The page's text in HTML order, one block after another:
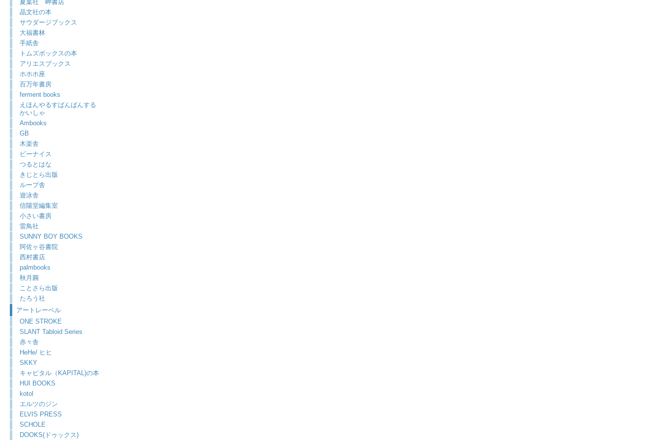
夏葉社 岬書店
晶文社の本
サウダージブックス
大福書林
手紙舎
トムズボックスの本
アリエスブックス
ホホホ座
百万年書房
ferment books
えほんやるすばんばんする
かいしゃ
Ambooks
GB
木楽舎
ビーナイス
つるとはな
きじとら出版
ループ舎
遊泳舎
信陽堂編集室
小さい書房
雷鳥社
SUNNY BOY BOOKS
阿佐ヶ谷書院
西村書店
palmbooks
秋月圓
ことさら出版
たろう社
アートレーベル
ONE STROKE
SLANT Tabloid Series
赤々舎
HeHe/ ヒヒ
SKKY
キャピタル（KAPITAL)の本
HUI BOOKS
kotol
エルツのジン
ELVIS PRESS
SCHOLE
DOOKS(ドゥックス)